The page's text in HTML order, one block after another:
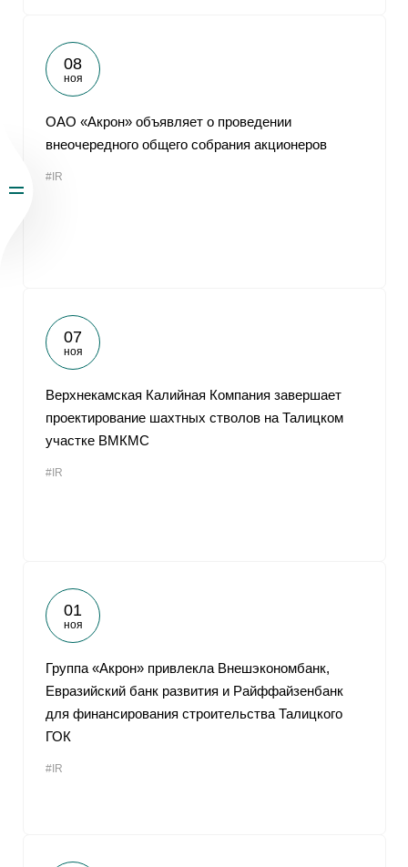
08
ноя
ОАО «Акрон» объявляет о проведении
внеочередного общего собрания акционеров
#IR
07
ноя
Верхнекамская Калийная Компания завершает
проектирование шахтных стволов на Талицком
участке ВМКМС
#IR
01
ноя
Группа «Акрон» привлекла Внешэкономбанк,
Евразийский банк развития и Райффайзенбанк
для финансирования строительства Талицкого
ГОК
#IR